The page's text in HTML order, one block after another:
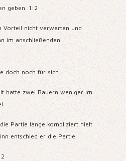
geben. 1:2
Vorteil nicht verwerten und
im anschließenden
doch noch für sich.
hatte zwei Bauern weniger im
Partie lange kompliziert hielt.
entschied er die Partie